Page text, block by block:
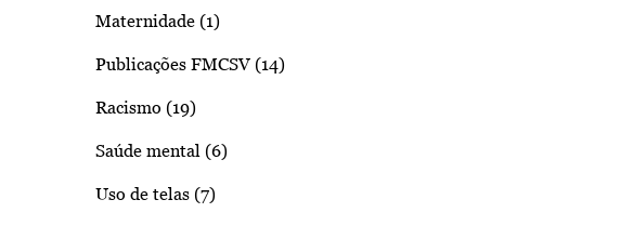
Maternidade (1)
Publicações FMCSV (14)
Racismo (19)
Saúde mental (6)
Uso de telas (7)